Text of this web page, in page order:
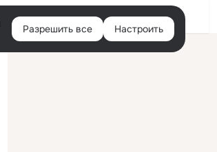
Войти
Разрешить все Настроить